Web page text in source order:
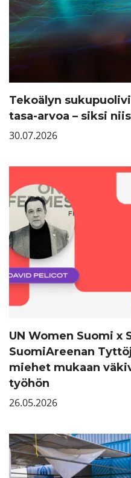
Tekoälyn
tasa-arvoa – siksi
30.07.2026
UN Women Suomi x
SuomiAreenan
miehet mukaan
työhön
26.05.2026